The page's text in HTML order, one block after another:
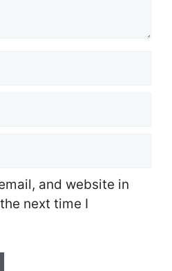
and website in
next time I